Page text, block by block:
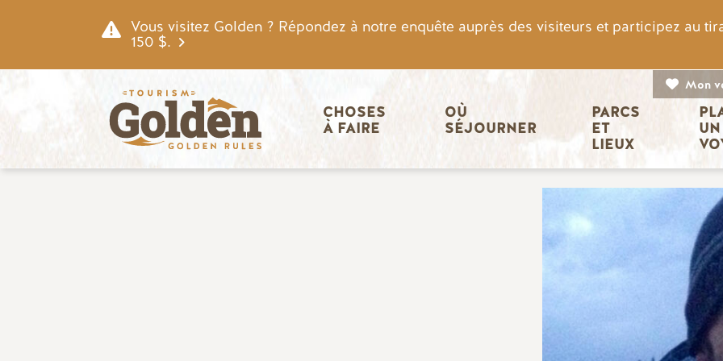
Vous visitez Golden ? Répondez à notre enquête auprès des visiteurs et participez au
150 $.
Mon
CHOSES
À FAIRE
OÙ
SÉJOURNER
PARCS
ET
LIEUX
UN